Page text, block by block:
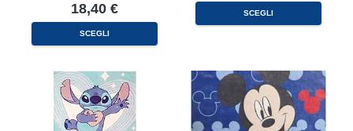
18,40 €
SCEGLI
SCEGLI